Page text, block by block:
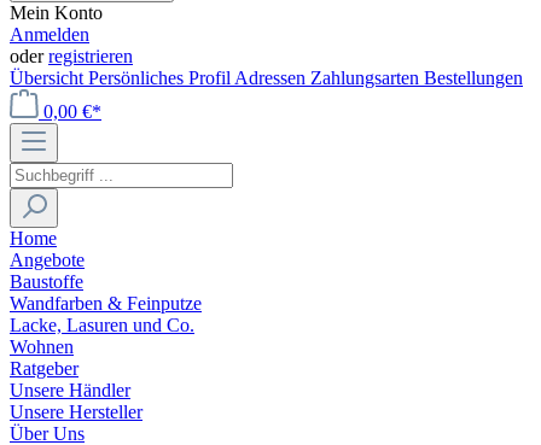
Mein Konto
Anmelden
oderregistrieren
Übersicht Persönliches Profil Adressen Zahlungsarten Bestellungen
0,00 €*
Home
Angebote
Baustoffe
Wandfarben & Feinputze
Lacke, Lasuren und Co.
Wohnen
Ratgeber
Unsere Händler
Unsere Hersteller
Über Uns